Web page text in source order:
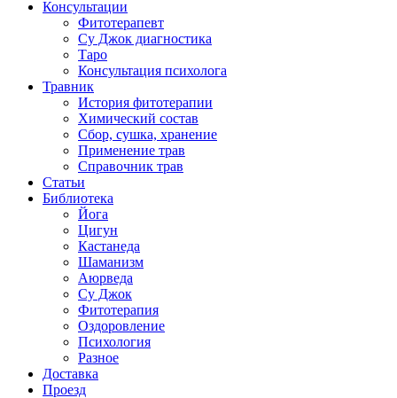
Консультации
Фитотерапевт
Су Джок диагностика
Таро
Консультация психолога
Травник
История фитотерапии
Химический состав
Сбор, сушка, хранение
Применение трав
Справочник трав
Статьи
Библиотека
Йога
Цигун
Кастанеда
Шаманизм
Аюрведа
Су Джок
Фитотерапия
Оздоровление
Психология
Разное
Доставка
Проезд